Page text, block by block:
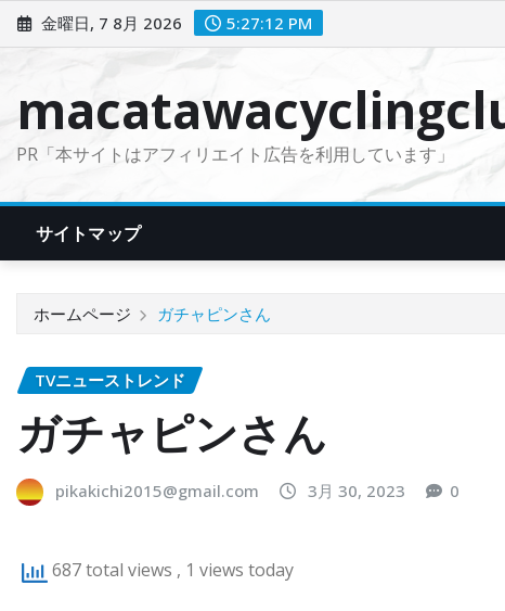
ン
金曜日, 7 8月 2026 5:27:13 PM
PR「本サイトはアフィリエイト広告を利用しています」
サイトマップ
ホームページ ガチャピンさん
TVニューストレンド
ガチャピンさん
pikakichi2015@gmail.com 3月 30, 2023 0
687 total views , 1 views today